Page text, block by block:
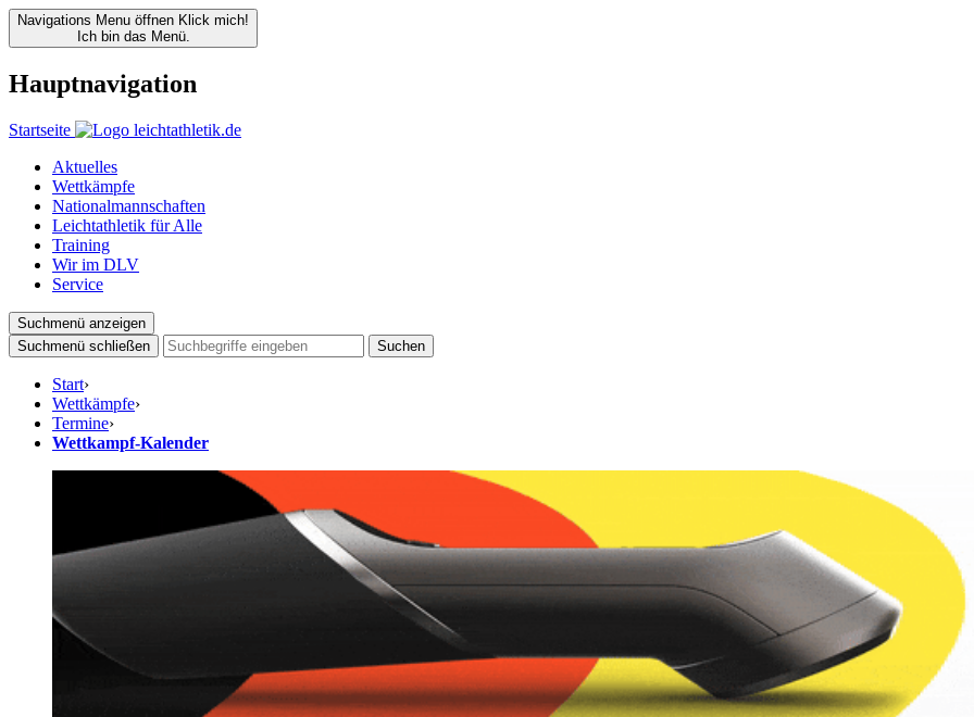
Navigations Menu öffnen Klick mich!
Ich bin das Menü.
Hauptnavigation
Startseite
Aktuelles
Wettkämpfe
Nationalmannschaften
Leichtathletik für Alle
Training
Wir im DLV
Service
Suchmenü anzeigen
Suchmenü schließen
Suchen
Start›
Wettkämpfe›
Termine›
Wettkampf-Kalender